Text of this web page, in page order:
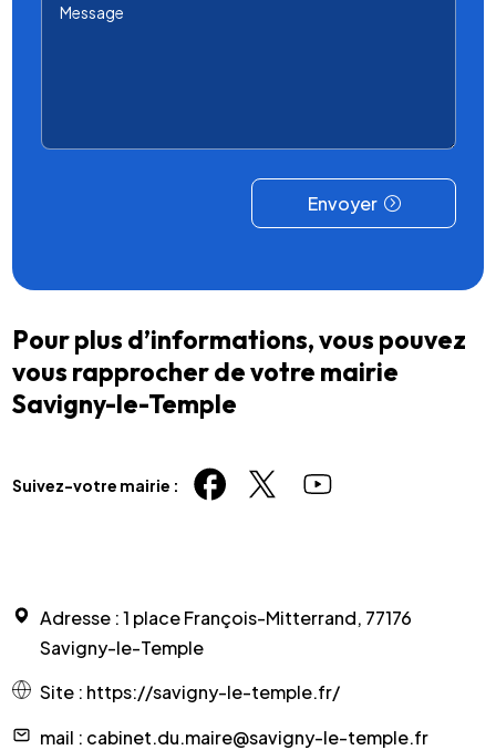
Envoyer
Pour plus d’informations, vous pouvez
vous rapprocher de votre mairie
Savigny-le-Temple
Suivez-votre mairie :
Adresse : 1 place François-Mitterrand, 77176
Savigny-le-Temple
Site : https://savigny-le-temple.fr/
mail : cabinet.du.maire@savigny-le-temple.fr